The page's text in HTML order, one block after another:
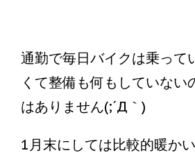
通勤で毎日バイクは乗って
くて整備も何もしていない
はありません(;´Д｀)
1月末にしては比較的暖か